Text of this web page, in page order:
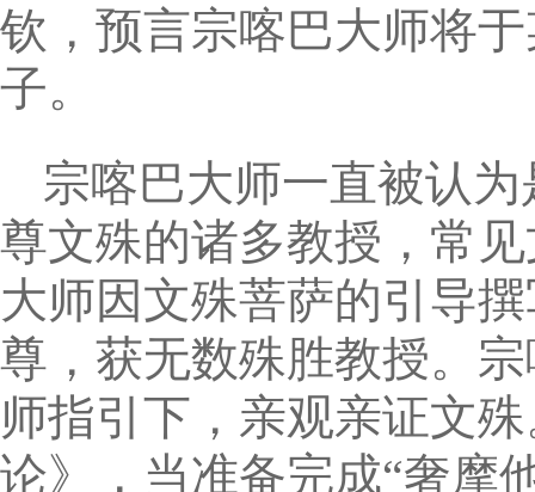
钦，预言宗喀巴大师将
子。
宗喀巴大师一直被认
尊文殊的诸多教授，常
大师因文殊菩萨的引导
尊，获无数殊胜教授。
师指引下，亲观亲证文
论》，当准备完成“奢摩